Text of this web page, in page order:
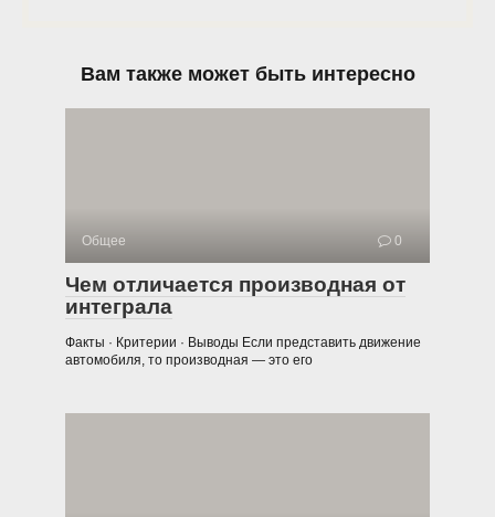
Вам также может быть интересно
Общее 0
Чем отличается производная от
интеграла
Факты · Критерии · Выводы Если представить движение
автомобиля, то производная — это его